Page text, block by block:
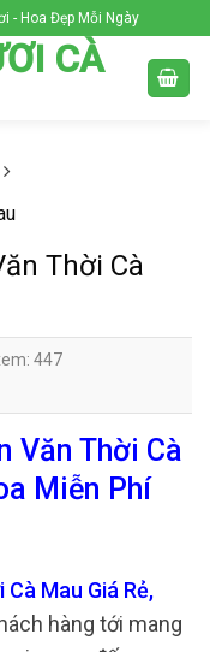
- Hoa Đẹp Mỗi Ngày
CÀ
Thời Cà
447
Văn Thời Cà
Miễn Phí
Mau Giá Rẻ,
hàng tới mang